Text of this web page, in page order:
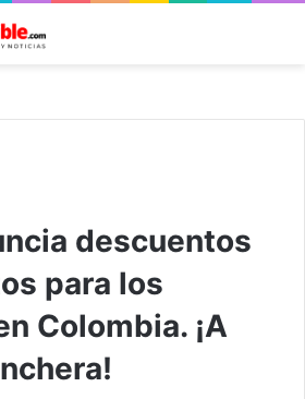
descuentos
para los
Colombia. ¡A